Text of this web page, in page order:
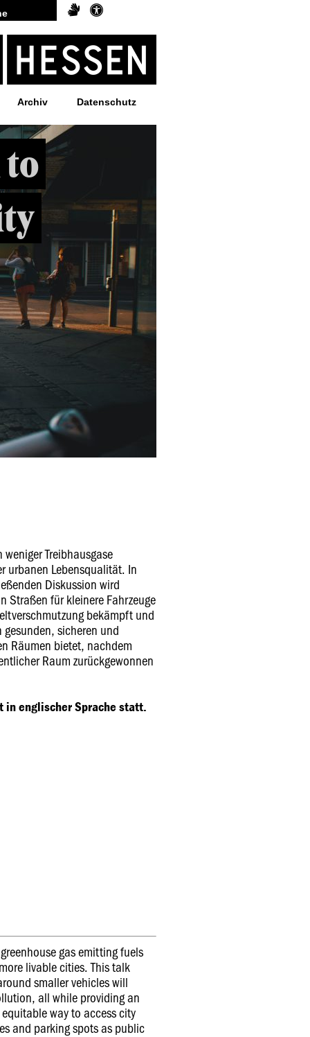
Archiv Datenschutz
Treibhausgase
urbanen Lebensqualität. In
Diskussion wird
Straßen für kleinere Fahrzeuge
bekämpft und
sicheren und
Räumen bietet, nachdem
Raum zurückgewonnen
in englischer Sprache statt.
gas emitting fuels
livable cities. This talk
smaller vehicles will
all while providing an
way to access city
and parking spots as public